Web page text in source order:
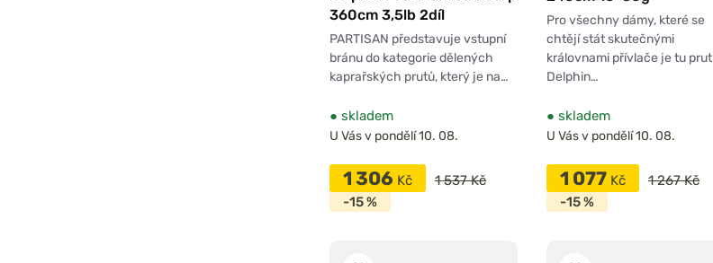
360cm 3,5lb 2díl
PARTISAN představuje vstupní
bránu do kategorie dělených
kaprařských prutů, který je na…
● skladem
U Vás v pondělí 10. 08.
1 306 Kč
1 537 Kč
-15 %
Pro všechny dámy, které se
chtějí stát skutečnými
královnami přívlače je tu prut
Delphin…
● skladem
U Vás v pondělí 10. 08.
1 077 Kč
1 267 Kč
-15 %